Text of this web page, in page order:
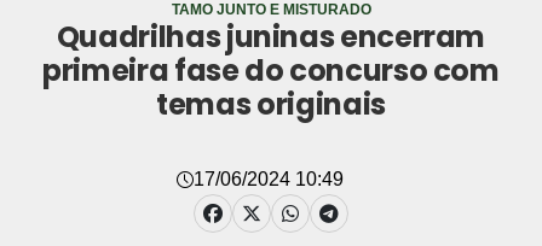
TAMO JUNTO E MISTURADO
Quadrilhas juninas encerram
primeira fase do concurso com
temas originais
17/06/2024 10:49